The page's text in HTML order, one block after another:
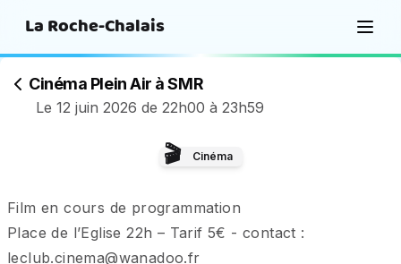
La Roche-Chalais
Cinéma Plein Air à SMR
Le 12 juin 2026 de 22h00 à 23h59
🎬 Cinéma
Film en cours de programmation
Place de l’Eglise 22h – Tarif 5€ - contact :
leclub.cinema@wanadoo.fr